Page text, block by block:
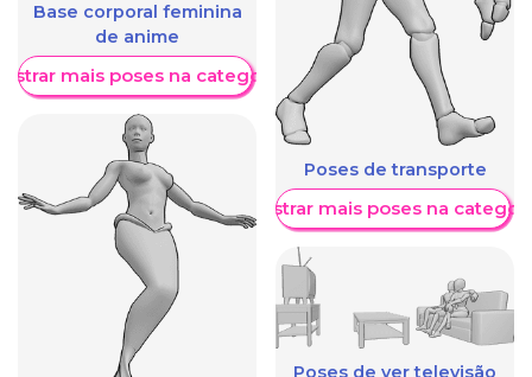
Base corporal feminina
de anime
mais poses na categoria
Poses de transporte
Mostrar mais poses na
Poses de ver televisão